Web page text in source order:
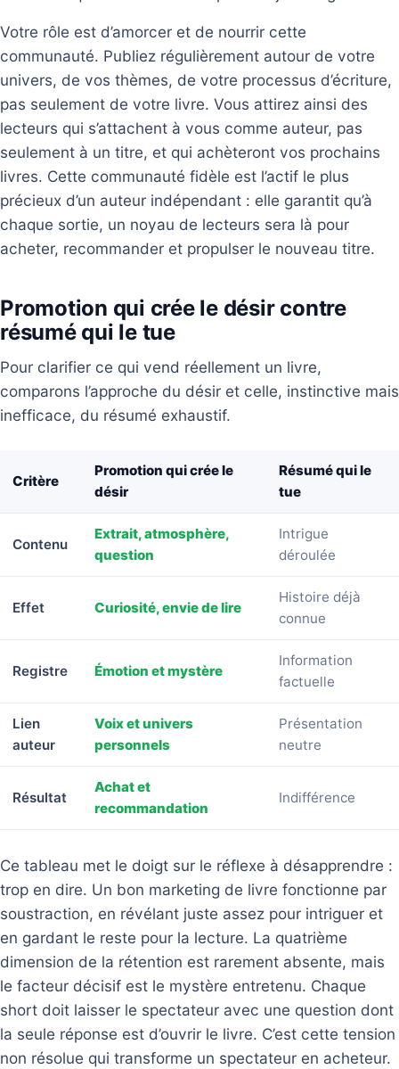
Votre rôle est d’amorcer et de nourrir cette
communauté. Publiez régulièrement autour de votre
univers, de vos thèmes, de votre processus d’écriture,
pas seulement de votre livre. Vous attirez ainsi des
lecteurs qui s’attachent à vous comme auteur, pas
seulement à un titre, et qui achèteront vos prochains
livres. Cette communauté fidèle est l’actif le plus
précieux d’un auteur indépendant : elle garantit qu’à
chaque sortie, un noyau de lecteurs sera là pour
acheter, recommander et propulser le nouveau titre.
Promotion qui crée le désir contre
résumé qui le tue
Pour clarifier ce qui vend réellement un livre,
comparons l’approche du désir et celle, instinctive mais
inefficace, du résumé exhaustif.
Critère
Promotion qui crée le
désir
Résumé qui le
tue
Contenu
Extrait, atmosphère,
question
Intrigue
déroulée
Effet Curiosité, envie de lire
Histoire déjà
connue
Registre Émotion et mystère
Information
factuelle
Lien
auteur
Voix et univers
personnels
Présentation
neutre
Résultat
Achat et
recommandation
Indifférence
Ce tableau met le doigt sur le réflexe à désapprendre :
trop en dire. Un bon marketing de livre fonctionne par
soustraction, en révélant juste assez pour intriguer et
en gardant le reste pour la lecture. La quatrième
dimension de la rétention est rarement absente, mais
le facteur décisif est le mystère entretenu. Chaque
short doit laisser le spectateur avec une question dont
la seule réponse est d’ouvrir le livre. C’est cette tension
non résolue qui transforme un spectateur en acheteur.